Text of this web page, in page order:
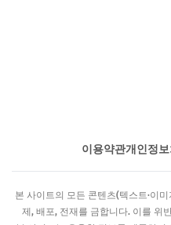
이용약관개인정
본 사이트의 모든 콘텐츠(텍스트·이
제, 배포, 전재를 금합니다. 이를 위